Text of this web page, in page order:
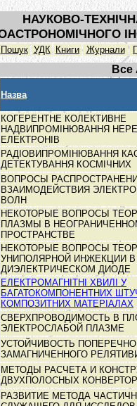
НАУКОВО-
Пошук УДК Книги Журнали
Все
Назва
КОГЕРЕНТНЕ КОЛЕКТИВНЕ
НАДВИПРОМІНЮВАННЯ
ЕЛЕКТРОНІВ
РАДІОВИПРОМІНЮВАННЯ
ДЕТЕКТУВАННЯ КОСМІЧНИХ
ВОПРОСЫ
ВЗАИМОДЕЙСТВИЯ
ВОЛН
НЕКОТОРЫЕ ВОПРОСЫ
ПЛАЗМЫ В
ПРОСТРАНСТВЕ
НЕКОТОРЫЕ ВОПРОСЫ
УНИПОЛЯРНОЙ ИНЖЕКЦИИ В
ДИЭЛЕКТРИЧЕСКОМ ДИОДЕ
ЕЛЕКТРОМАГНІТНІ ХВИЛІ У
БАГАТОКОМПОНЕНТНИХ
КОМПОЗИТНИХ МАТЕРІАЛАХ
СВЕРХПРОВОДИМОСТЬ В
ЭЛЕКТРОСЛАБОЙ ПЛАЗМЕ
УСТОЙЧИВОСТЬ
ЗАМАГНИЧЕННОГО
МЕТОДЫ РАСЧЕТА И
ДВУХПОЛОСНЫХ
РАЗВИТИЕ МЕТОДА